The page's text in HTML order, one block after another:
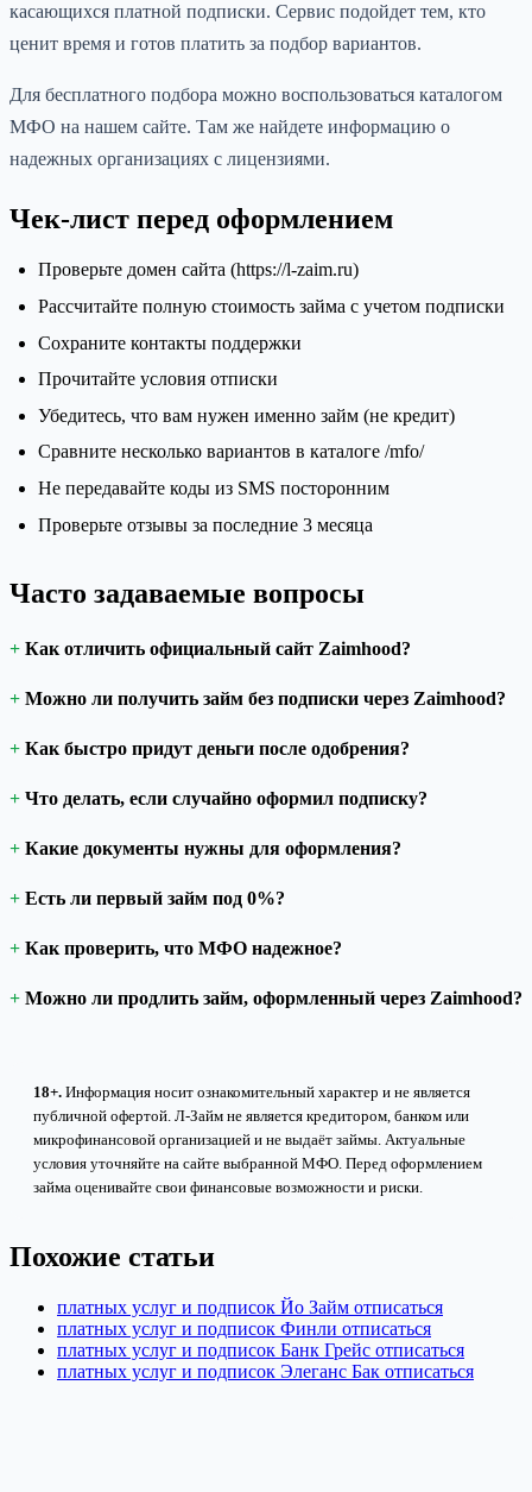
касающихся платной подписки. Сервис подойдет тем, кто
ценит время и готов платить за подбор вариантов.
Для бесплатного подбора можно воспользоваться каталогом
МФО на нашем сайте. Там же найдете информацию о
надежных организациях с лицензиями.
Чек-лист перед оформлением
Проверьте домен сайта (https://l-zaim.ru)
Рассчитайте полную стоимость займа с учетом подписки
Сохраните контакты поддержки
Прочитайте условия отписки
Убедитесь, что вам нужен именно займ (не кредит)
Сравните несколько вариантов в каталоге /mfo/
Не передавайте коды из SMS посторонним
Проверьте отзывы за последние 3 месяца
Часто задаваемые вопросы
Как отличить официальный сайт Zaimhood?
Можно ли получить займ без подписки через Zaimhood?
Как быстро придут деньги после одобрения?
Что делать, если случайно оформил подписку?
Какие документы нужны для оформления?
Есть ли первый займ под 0%?
Как проверить, что МФО надежное?
Можно ли продлить займ, оформленный через Zaimhood?
18+. Информация носит ознакомительный характер и не является
публичной офертой. Л-Займ не является кредитором, банком или
микрофинансовой организацией и не выдаёт займы. Актуальные
условия уточняйте на сайте выбранной МФО. Перед оформлением
займа оценивайте свои финансовые возможности и риски.
Похожие статьи
платных услуг и подписок Йо Займ отписаться
платных услуг и подписок Финли отписаться
платных услуг и подписок Банк Грейс отписаться
платных услуг и подписок Элеганс Бак отписаться